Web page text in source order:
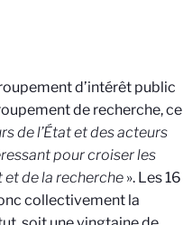
d’intérêt public
de recherche, ce
de l’État et des acteurs
pour croiser les
de la recherche». Les 16
collectivement la